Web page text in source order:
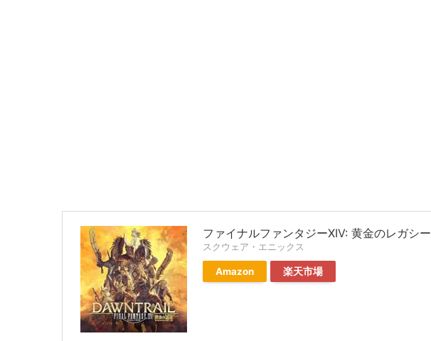
ファイナルファンタジーXIV: 黄金のレガシー
スクウェア・エニックス
Amazon 楽天市場